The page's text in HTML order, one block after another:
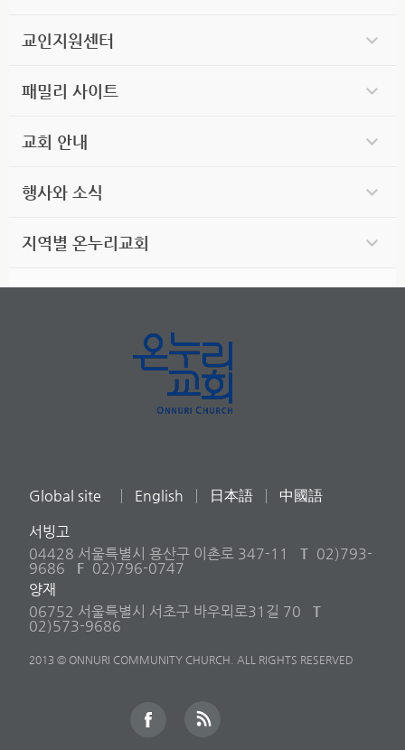
교인지원센터
패밀리 사이트
교회 안내
행사와 소식
지역별 온누리교회
Global site English 日本語 中國語
서빙고
04428 서울특별시 용산구 이촌로 347-11
T 02)793-
9686
F 02)796-0747
양재
06752 서울특별시 서초구 바우뫼로31길 70
T
02)573-9686
2013 © ONNURI COMMUNITY CHURCH. ALL RIGHTS RESERVED